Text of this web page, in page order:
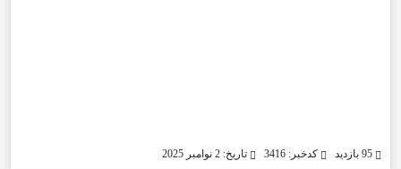
کدخبر: 3416 تاریخ: 2 نوامبر 2025